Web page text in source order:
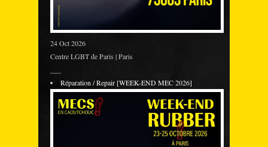
24 Oct 2026
Centre LGBT de Paris | Paris
Réparation / Repair [WEEK-END MEC 2026]